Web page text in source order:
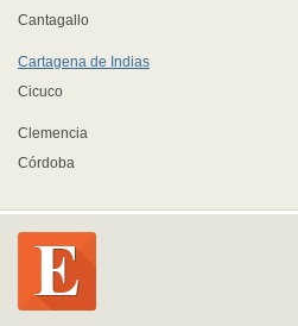
Cantagallo
Cartagena de Indias
Cicuco
Clemencia
Córdoba